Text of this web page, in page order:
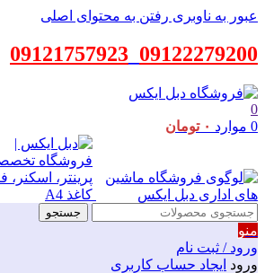
عبور به ناوبری رفتن به محتوای اصلی
09122279200
09121757923
0
0 موارد ۰ تومان
جستجو
منو
ورود / ثبت نام
ورود ایجاد حساب کاربری